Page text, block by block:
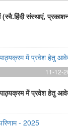
संस्थाएं, प्रकाशन
पाठ्यक्रम में प्रवेश हेतु
11-12-
पाठ्यक्रम में प्रवेश हेतु
- 2025